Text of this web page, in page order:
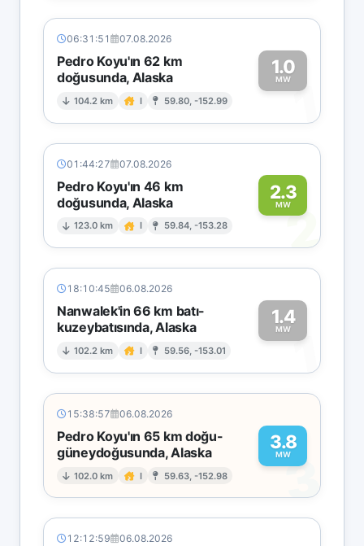
06:31:51 07.08.2026
Pedro Koyu'ın 62 km
doğusunda, Alaska
104.2 km I 59.80, -152.99
1.0
MW1
01:44:27 07.08.2026
Pedro Koyu'ın 46 km
doğusunda, Alaska
123.0 km I 59.84, -153.28
2.3
MW2
18:10:45 06.08.2026
Nanwalek'in 66 km batı-
kuzeybatısında, Alaska
102.2 km I 59.56, -153.01
1.4
MW1
15:38:57 06.08.2026
Pedro Koyu'ın 65 km doğu-
güneydoğusunda, Alaska
102.0 km I 59.63, -152.98
3.8
MW
3
12:12:59 06.08.2026